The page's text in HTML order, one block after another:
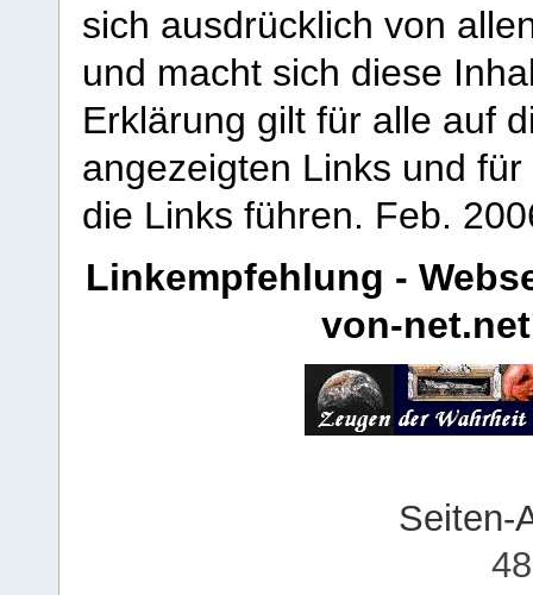
sich ausdrücklich von
und macht sich diese
Erklärung gilt für alle auf
angezeigten Links und
die Links führen. Feb.
Linkempfehlung -
von-net.net
Seiten-